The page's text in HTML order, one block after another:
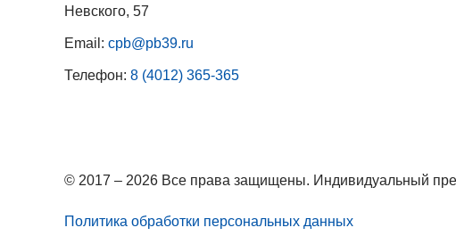
Невского, 57
Email: cpb@pb39.ru
Телефон: 8 (4012) 365-365
© 2017 – 2026 Все права защищены. Индивидуальный
Политика обработки персональных данных